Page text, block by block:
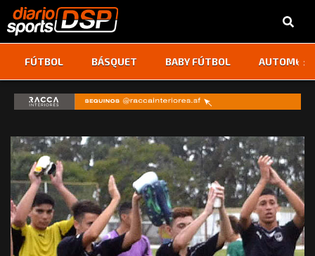
FÚTBOL BÁSQUET BABY FÚTBOL ‹ ›